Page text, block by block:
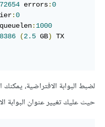
errors:0
:0
: 1000
(2.5 GB)
TX
حيث عليك تغيير عنوان البوابة